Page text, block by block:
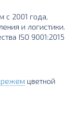
с 2001 года,
и логистики.
ISO 9001:2015
режем цветной